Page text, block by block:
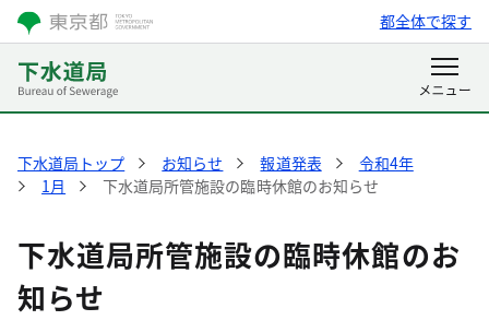
都全体で探す
下水道局トップ お知らせ 報道発表
令和4年
1月
下水道局所管施設の臨時休館のお知らせ
下水道局所管施設の臨時休館のお
知らせ